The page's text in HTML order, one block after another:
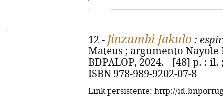
12 - Jinzumbi Jakulo :
Mateus ; argumento Nayole
BDPALOP, 2024. - [48] p. :
ISBN 978-989-9202-07-8
Link persistente: http://